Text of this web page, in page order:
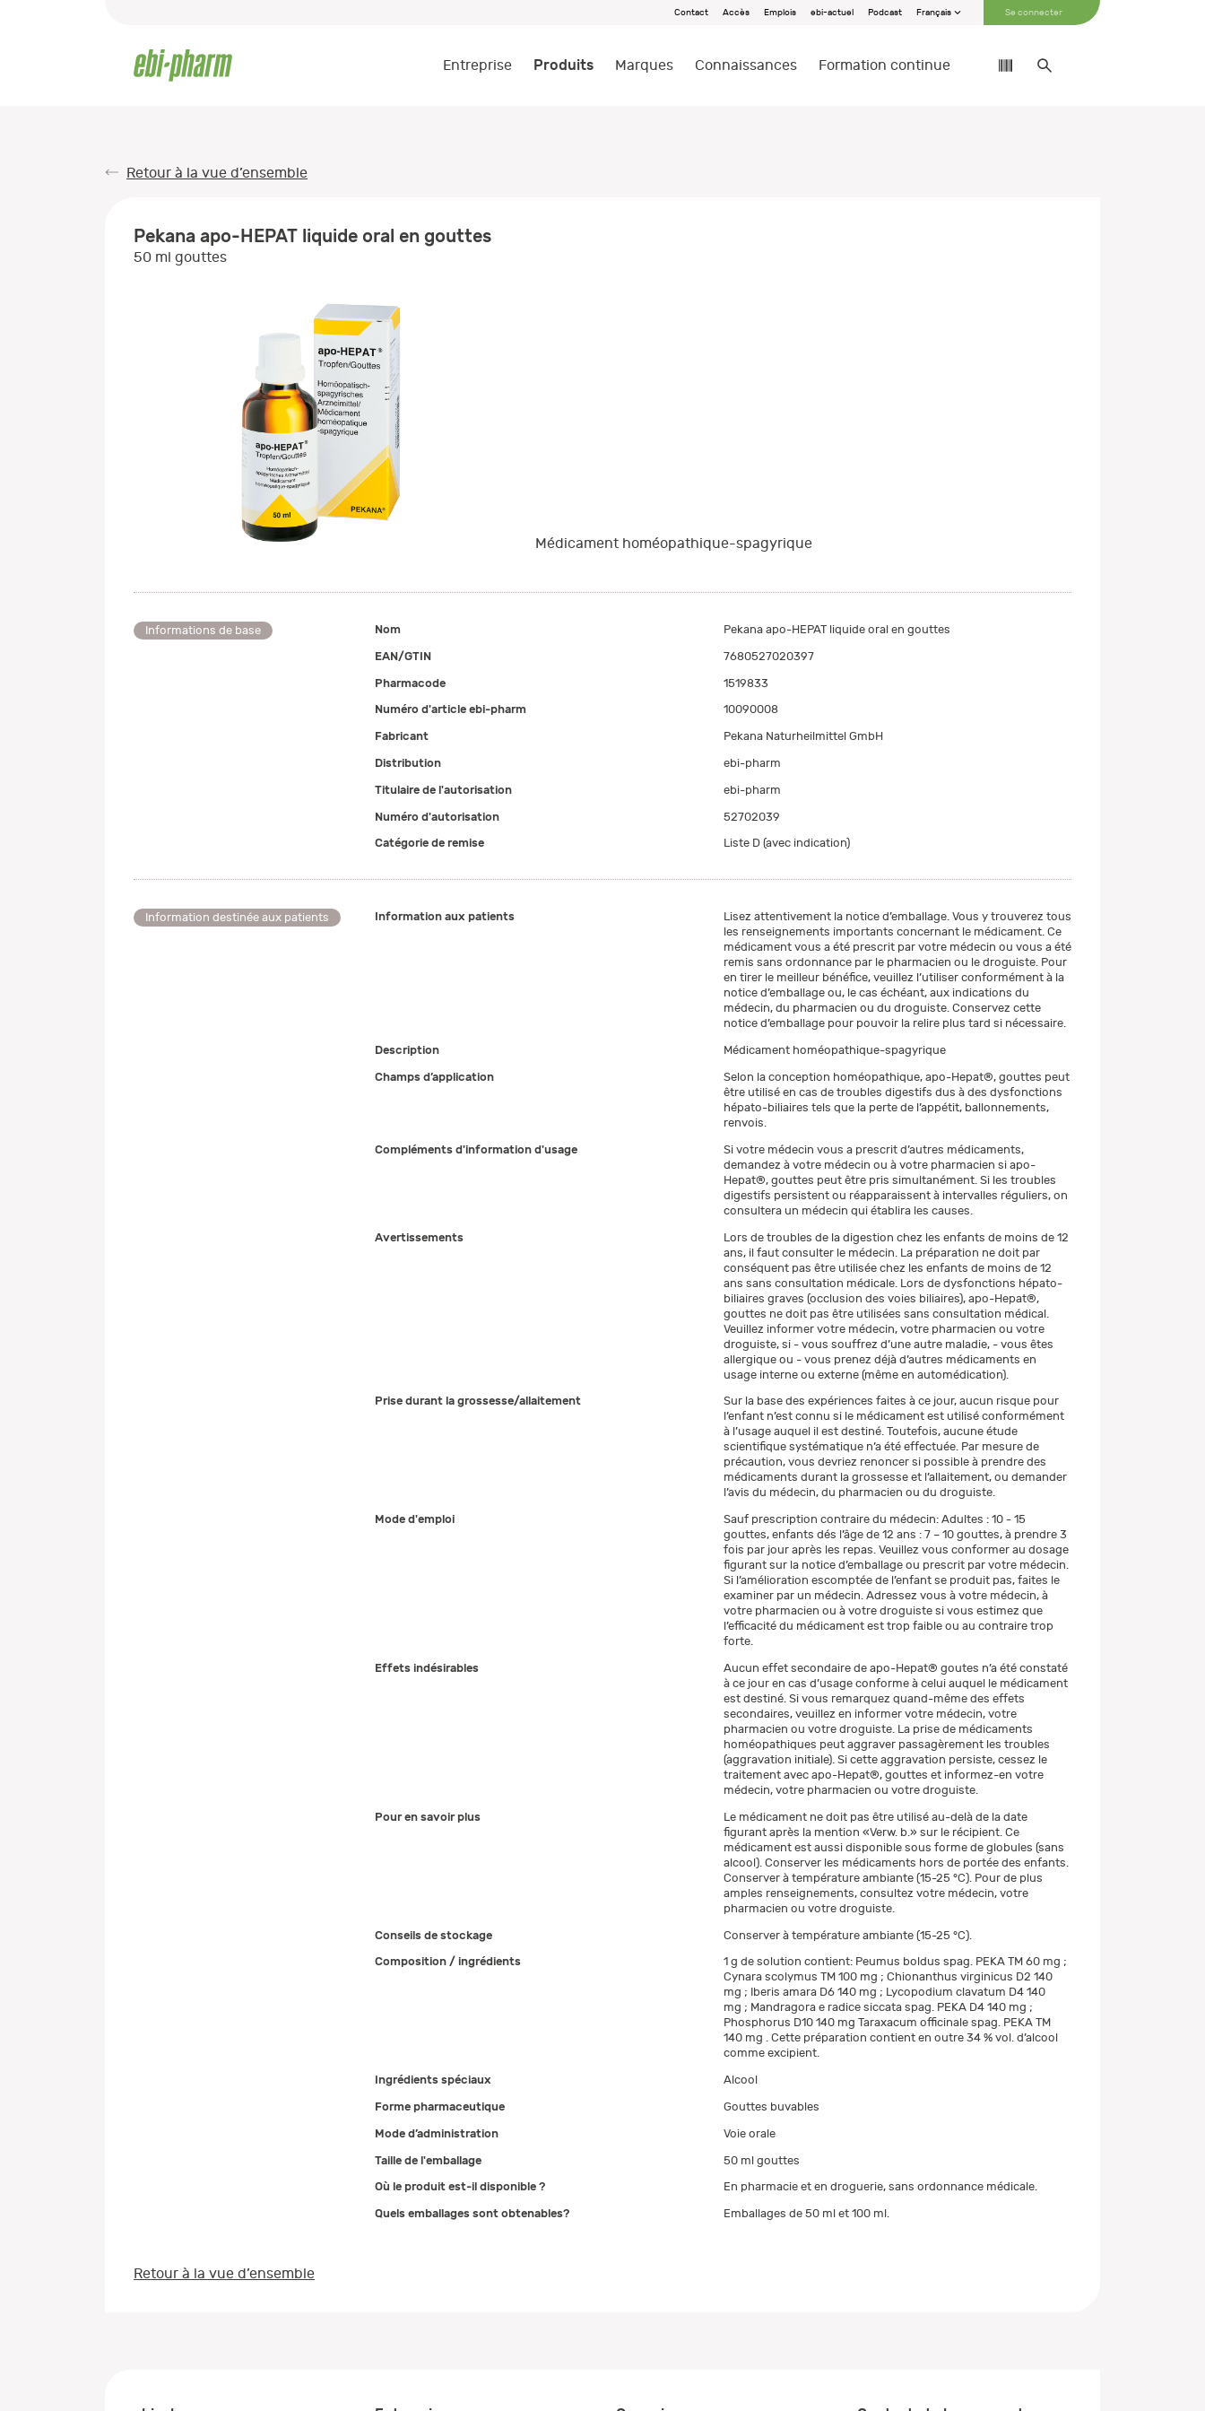
Contact Accès Emplois ebi-actuel Podcast Français Se connecter
Entreprise Produits Marques Connaissances Formation continue
Retour à la vue d’ensemble
Pekana apo-HEPAT liquide oral en gouttes
50 ml gouttes
Médicament homéopathique-spagyrique
Informations de base Nom
Pekana apo-HEPAT liquide oral en gouttes
EAN/GTIN
7680527020397
Pharmacode
1519833
Numéro d'article ebi-pharm
10090008
Fabricant
Pekana Naturheilmittel GmbH
Distribution
ebi-pharm
Titulaire de l'autorisation
ebi-pharm
Numéro d'autorisation
52702039
Catégorie de remise
Liste D (avec indication)
Information destinée aux patients Information aux patients
Lisez attentivement la notice d’emballage. Vous y trouverez tous
les renseignements importants concernant le médicament. Ce
médicament vous a été prescrit par votre médecin ou vous a été
remis sans ordonnance par le pharmacien ou le droguiste. Pour
en tirer le meilleur bénéfice, veuillez l’utiliser conformément à la
notice d’emballage ou, le cas échéant, aux indications du
médecin, du pharmacien ou du droguiste. Conservez cette
notice d’emballage pour pouvoir la relire plus tard si nécessaire.
Description
Médicament homéopathique-spagyrique
Champs d’application
Selon la conception homéopathique, apo-Hepat®, gouttes peut
être utilisé en cas de troubles digestifs dus à des dysfonctions
hépato-biliaires tels que la perte de l’appétit, ballonnements,
renvois.
Compléments d'information d'usage
Si votre médecin vous a prescrit d’autres médicaments,
demandez à votre médecin ou à votre pharmacien si apo-
Hepat®, gouttes peut être pris simultanément. Si les troubles
digestifs persistent ou réapparaissent à intervalles réguliers, on
consultera un médecin qui établira les causes.
Avertissements
Lors de troubles de la digestion chez les enfants de moins de 12
ans, il faut consulter le médecin. La préparation ne doit par
conséquent pas être utilisée chez les enfants de moins de 12
ans sans consultation médicale. Lors de dysfonctions hépato-
biliaires graves (occlusion des voies biliaires), apo-Hepat®,
gouttes ne doit pas être utilisées sans consultation médical.
Veuillez informer votre médecin, votre pharmacien ou votre
droguiste, si - vous souffrez d’une autre maladie, - vous êtes
allergique ou - vous prenez déjà d’autres médicaments en
usage interne ou externe (même en automédication).
Prise durant la grossesse/allaitement
Sur la base des expériences faites à ce jour, aucun risque pour
l’enfant n’est connu si le médicament est utilisé conformément
à l’usage auquel il est destiné. Toutefois, aucune étude
scientifique systématique n’a été effectuée. Par mesure de
précaution, vous devriez renoncer si possible à prendre des
médicaments durant la grossesse et l’allaitement, ou demander
l’avis du médecin, du pharmacien ou du droguiste.
Mode d'emploi
Sauf prescription contraire du médecin: Adultes : 10 - 15
gouttes, enfants dés l’âge de 12 ans : 7 – 10 gouttes, à prendre 3
fois par jour après les repas. Veuillez vous conformer au dosage
figurant sur la notice d’emballage ou prescrit par votre médecin.
Si l’amélioration escomptée de l’enfant se produit pas, faites le
examiner par un médecin. Adressez vous à votre médecin, à
votre pharmacien ou à votre droguiste si vous estimez que
l’efficacité du médicament est trop faible ou au contraire trop
forte.
Effets indésirables
Aucun effet secondaire de apo-Hepat® goutes n’a été constaté
à ce jour en cas d’usage conforme à celui auquel le médicament
est destiné. Si vous remarquez quand-même des effets
secondaires, veuillez en informer votre médecin, votre
pharmacien ou votre droguiste. La prise de médicaments
homéopathiques peut aggraver passagèrement les troubles
(aggravation initiale). Si cette aggravation persiste, cessez le
traitement avec apo-Hepat®, gouttes et informez-en votre
médecin, votre pharmacien ou votre droguiste.
Pour en savoir plus
Le médicament ne doit pas être utilisé au-delà de la date
figurant après la mention «Verw. b.» sur le récipient. Ce
médicament est aussi disponible sous forme de globules (sans
alcool). Conserver les médicaments hors de portée des enfants.
Conserver à température ambiante (15-25 °C). Pour de plus
amples renseignements, consultez votre médecin, votre
pharmacien ou votre droguiste.
Conseils de stockage
Conserver à température ambiante (15-25 °C).
Composition / ingrédients
1 g de solution contient: Peumus boldus spag. PEKA TM 60 mg ;
Cynara scolymus TM 100 mg ; Chionanthus virginicus D2 140
mg ; Iberis amara D6 140 mg ; Lycopodium clavatum D4 140
mg ; Mandragora e radice siccata spag. PEKA D4 140 mg ;
Phosphorus D10 140 mg Taraxacum officinale spag. PEKA TM
140 mg . Cette préparation contient en outre 34 % vol. d’alcool
comme excipient.
Ingrédients spéciaux
Alcool
Forme pharmaceutique
Gouttes buvables
Mode d’administration
Voie orale
Taille de l'emballage
50 ml gouttes
Où le produit est-il disponible ?
En pharmacie et en droguerie, sans ordonnance médicale.
Quels emballages sont obtenables?
Emballages de 50 ml et 100 ml.
Retour à la vue d’ensemble